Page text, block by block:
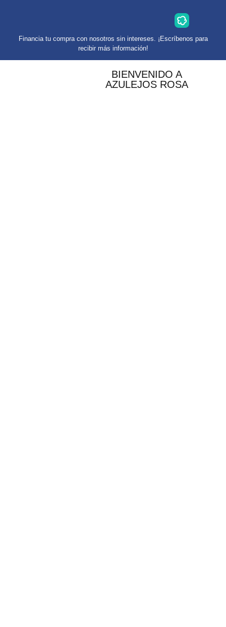
Financia tu compra con nosotros sin intereses. ¡Escríbenos para
recibir más información!
BIENVENIDO A
AZULEJOS ROSA